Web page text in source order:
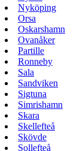
Nyköping
Orsa
Oskarshamn
Ovanåker
Partille
Ronneby
Sala
Sandviken
Sigtuna
Simrishamn
Skara
Skellefteå
Skövde
Sollefteå